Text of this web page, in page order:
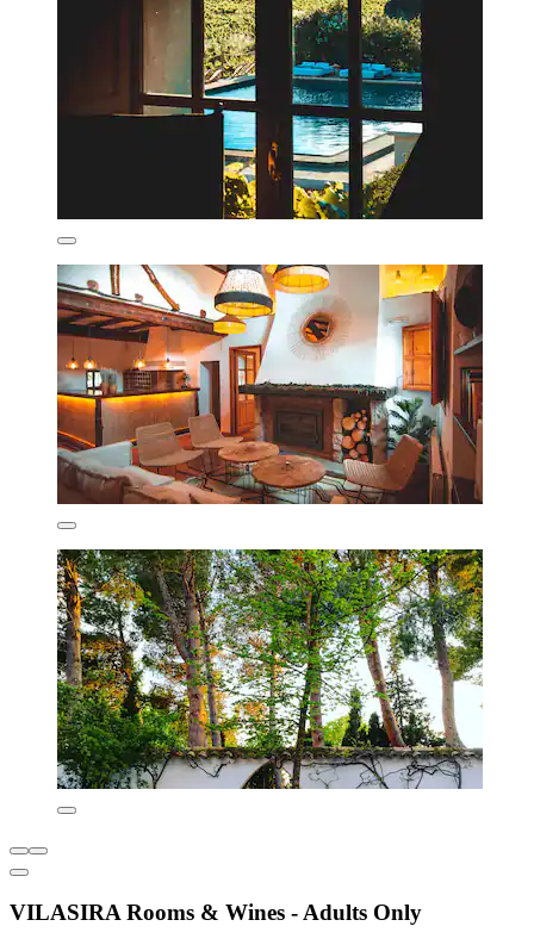
VILASIRA Rooms & Wines - Adults Only